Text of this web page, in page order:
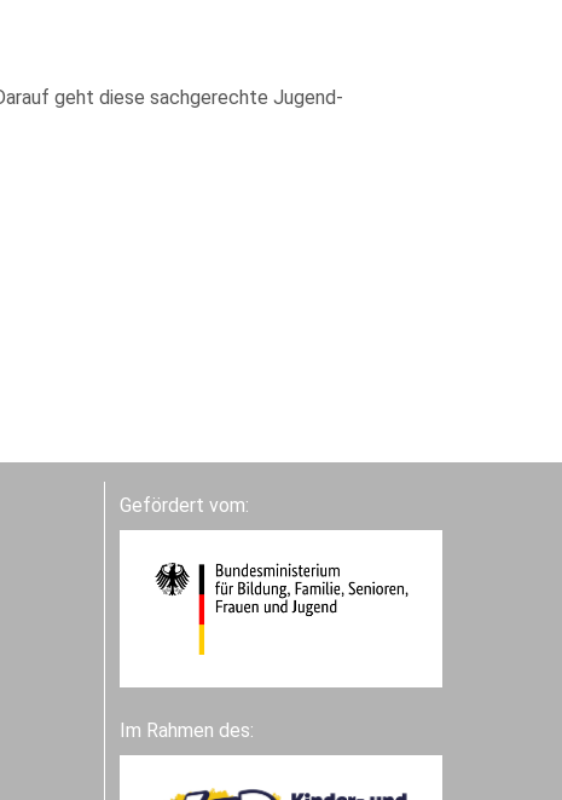
geht diese sachgerechte Jugend-
Gefördert vom:
Im Rahmen des: